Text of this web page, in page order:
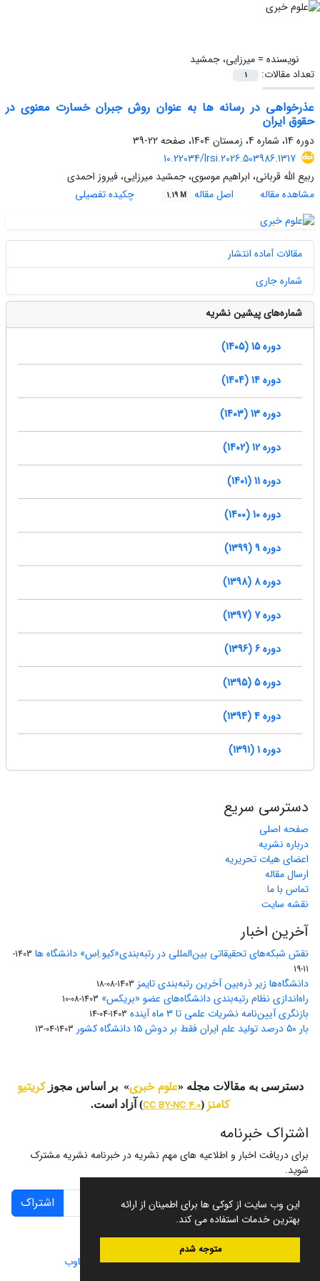
این وب سایت از کوکی ها برای اطمینان از ارائه
بهترین خدمات استفاده می کند.
متوجه شدم
نویسنده =میرزایی، جمشید
تعداد مقالات:
1
عذرخواهی در رسانه ها به عنوان روش جبران خسارت معنوی در
حقوق ایران
دوره 14، شماره 4، زمستان 1404، صفحه
22-39
10.22034/lrsi.2026.503986.1317
ربیع الله قربانی، ابراهیم موسوی، جمشید میرزایی، فیروز احمدی
مشاهده مقاله
اصل مقاله 1.19 M چکیده تفصیلی
مقالات آماده انتشار
شماره جاری
شماره‌های پیشین نشریه
دوره 15 (1405)
دوره 14 (1404)
دوره 13 (1403)
دوره 12 (1402)
دوره 11 (1401)
دوره 10 (1400)
دوره 9 (1399)
دوره 8 (1398)
دوره 7 (1397)
دوره 6 (1396)
دوره 5 (1395)
دوره 4 (1394)
دوره 1 (1391)
دسترسی سریع
صفحه اصلی
درباره نشریه
اعضای هیات تحریریه
ارسال مقاله
تماس با ما
نقشه سایت
آخرین اخبار
نقش شبکه‌های تحقیقاتی بین‌المللی در رتبه‌بندی«کیو.اِس» دانشگاه ها
1403-
11-19
دانشگاه‌ها زیر ذره‌بین آخرین رتبه‌بندی تایمز 1403-08-18
راه‌اندازی نظام رتبه‌بندی دانشگاه‌‌های عضو «بریکس» 1403-08-10
بازنگری آیین‌نامه نشریات علمی تا ۳ ماه آینده 1403-04-14
بار ۵۰ درصد تولید علم ایران فقط بر دوش ۱۵ دانشگاه کشور 1403-04-13
دسترسی به مقالات مجله «علوم خبری» بر اساس مجوزکریتیو
کامنز (
CC BY-NC 4.0) آزاد است.
اشتراک خبرنامه
برای دریافت اخبار و اطلاعیه های مهم نشریه در خبرنامه نشریه مشترک
شوید.
اشتراک
سامانه مدیریت نشریات علمی.طراحی و پیاده سازی از سیناوب